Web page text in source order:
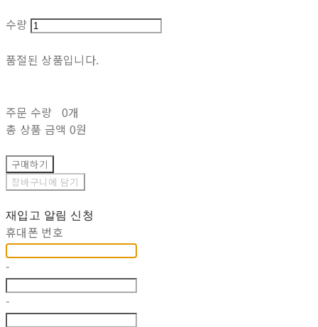
수량
품절된 상품입니다.
주문 수량
0개
총 상품 금액 0원
구매하기
장바구니에 담기
재입고 알림 신청
휴대폰 번호
-
-